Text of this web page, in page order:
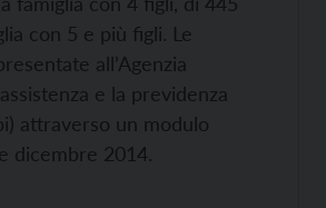
con 5 e più figli. Le
all’Agenzia
e la previdenza
attraverso un modulo
dicembre 2014.